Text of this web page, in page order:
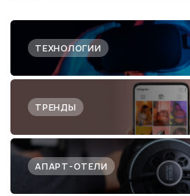
ТЕХНОЛОГИИ
ТРЕНДЫ
АПАРТ-ОТЕЛИ